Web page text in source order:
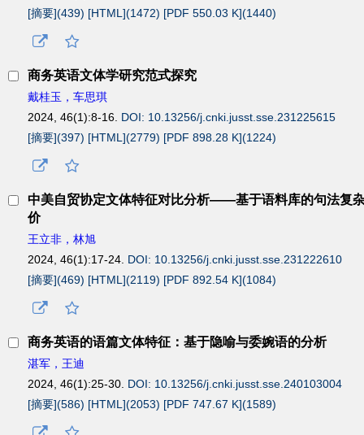
[摘要](439) [HTML](1472) [PDF 550.03 K](1440)
商务英语文体学研究范式探究
戴桂玉，车思琪
2024, 46(1):8-16. DOI: 10.13256/j.cnki.jusst.sse.231225615
[摘要](397) [HTML](2779) [PDF 898.28 K](1224)
中美自贸协定文体特征对比分析——基于语料库的句法复
价
王立非，林旭
2024, 46(1):17-24. DOI: 10.13256/j.cnki.jusst.sse.231222610
[摘要](469) [HTML](2119) [PDF 892.54 K](1084)
商务英语的语篇文体特征：基于隐喻与委婉语的分析
湛军，王迪
2024, 46(1):25-30. DOI: 10.13256/j.cnki.jusst.sse.240103004
[摘要](586) [HTML](2053) [PDF 747.67 K](1589)